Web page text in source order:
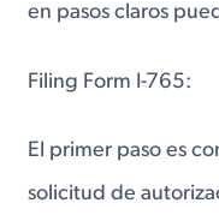
en pasos claros
Filing Form I-765:
El primer paso es
solicitud de